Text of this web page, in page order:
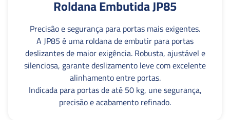
Roldana Embutida JP85
Precisão e segurança para portas mais exigentes.
A JP85 é uma roldana de embutir para portas
deslizantes de maior exigência. Robusta, ajustável e
silenciosa, garante deslizamento leve com excelente
alinhamento entre portas.
Indicada para portas de até 50 kg, une segurança,
precisão e acabamento refinado.